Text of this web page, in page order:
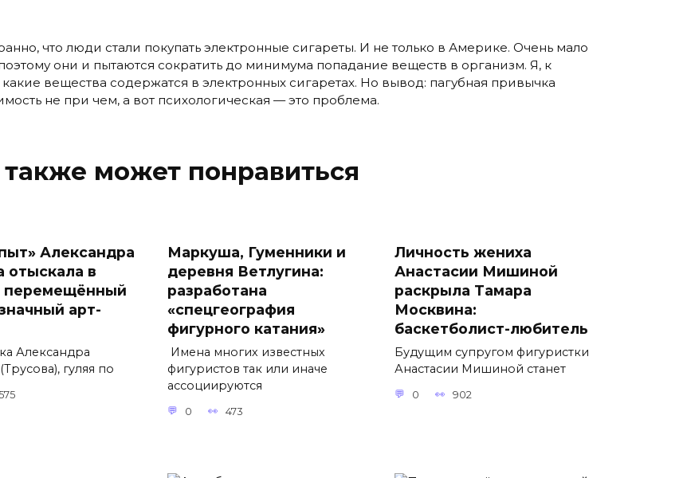
что люди стали покупать электронные сигареты. И не только в Америке. Очень мало
они и пытаются сократить до минимума попадание веществ в организм. Я, к
вещества содержатся в электронных сигаретах. Но вывод: пагубная привычка
не при чем, а вот психологическая — это проблема.
может понравиться
Александра
отыскала в
перемещённый
арт-
Александра
гуляя по
Маркуша, Гуменники и
деревня Ветлугина:
разработана
«спецгеография
фигурного катания»
Имена многих известных
фигуристов так или иначе
ассоциируются
0 473
Личность жениха
Анастасии Мишиной
раскрыла Тамара
Москвина:
баскетболист-любитель
Будущим супругом фигуристки
Анастасии Мишиной станет
0 902